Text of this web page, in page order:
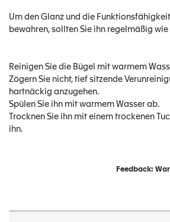
Um den Glanz und die
bewahren, sollten Sie ihn regelmäßig
Reinigen Sie die Bügel mit warmem
Zögern Sie nicht, tief sitzende
hartnäckig anzugehen.
Spülen Sie ihn mit warmem Wasser ab.
Trocknen Sie ihn mit einem trockenen
ihn.
Feedback: